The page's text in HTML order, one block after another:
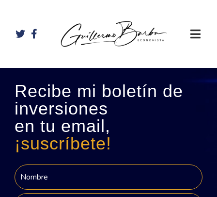
Recibe mi boletín de
inversiones
en tu email,
¡suscríbete!